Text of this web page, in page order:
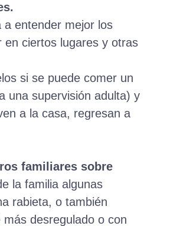
a entender mejor los
en ciertos lugares y otras
si se puede comer un
una supervisión adulta) y
a la casa, regresan a
familiares sobre
la familia algunas
rabieta, o también
desregulado o con